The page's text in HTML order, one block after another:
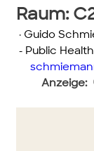
Raum:
· Guido
- Public
Anzeige: